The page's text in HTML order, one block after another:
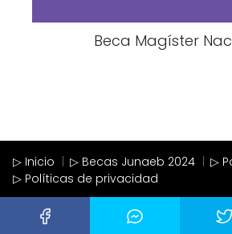
Beca Magíster
▷ Inicio ▷ Becas Junaeb 2024
▷
▷ Políticas de privacidad